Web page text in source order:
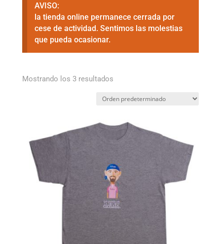
AVISO:
la tienda online permanece cerrada por
cese de actividad. Sentimos las molestias
que pueda ocasionar.
Mostrando los 3 resultados